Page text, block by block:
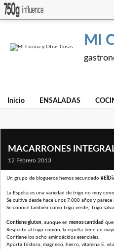
MI
Inicio ENSALADAS
MACARRONES
12 Febrero 2013
Un grupo de blogueros hemos secundado
La Espelta es una variedad de trigo no muy
Se cultiva desde hace unos 7.000 años y
Se conoce también como trigo verde, trigo
Contiene gluten, aunque en menos cantidad
Respecto al trigo común, la espelta tiene un
Contiene los ocho aminoácidos esenciales.
Aporta fósforo, magnesio, hierro, vitamina E,